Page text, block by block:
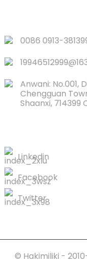
0086 0913-
Anwani: No.001,
Chengguan
Shaanxi, 714399
Linkedin
Facebook
Twitter
© Hakimiliki -